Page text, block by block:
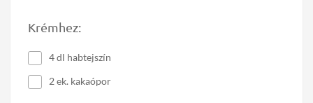
Krémhez:
4 dl habtejszín
2 ek. kakaópor